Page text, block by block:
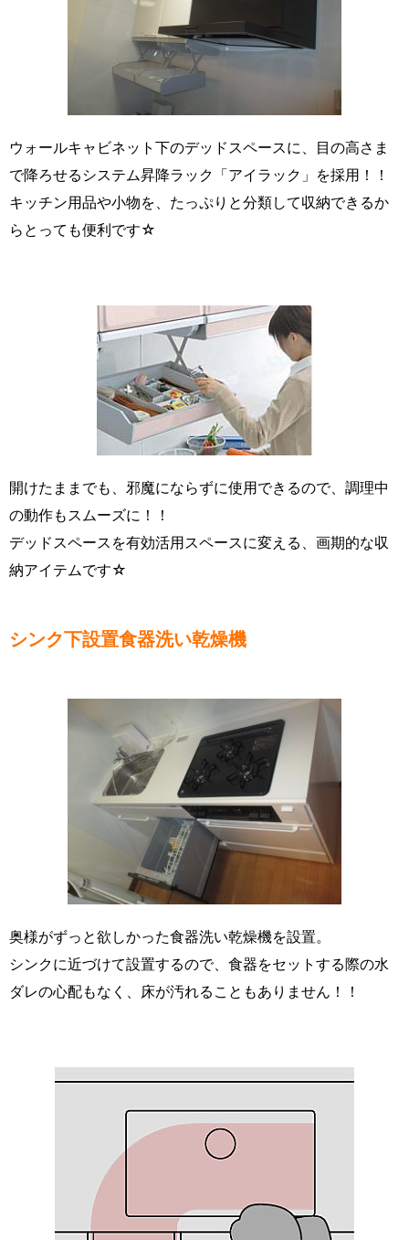
ウォールキャビネット下のデッドスペースに、目の高さま
で降ろせるシステム昇降ラック「アイラック」を採用！！
キッチン用品や小物を、たっぷりと分類して収納できるか
らとっても便利です☆
開けたままでも、邪魔にならずに使用できるので、調理中
の動作もスムーズに！！
デッドスペースを有効活用スペースに変える、画期的な収
納アイテムです☆
シンク下設置食器洗い乾燥機
奥様がずっと欲しかった食器洗い乾燥機を設置。
シンクに近づけて設置するので、食器をセットする際の水
ダレの心配もなく、床が汚れることもありません！！